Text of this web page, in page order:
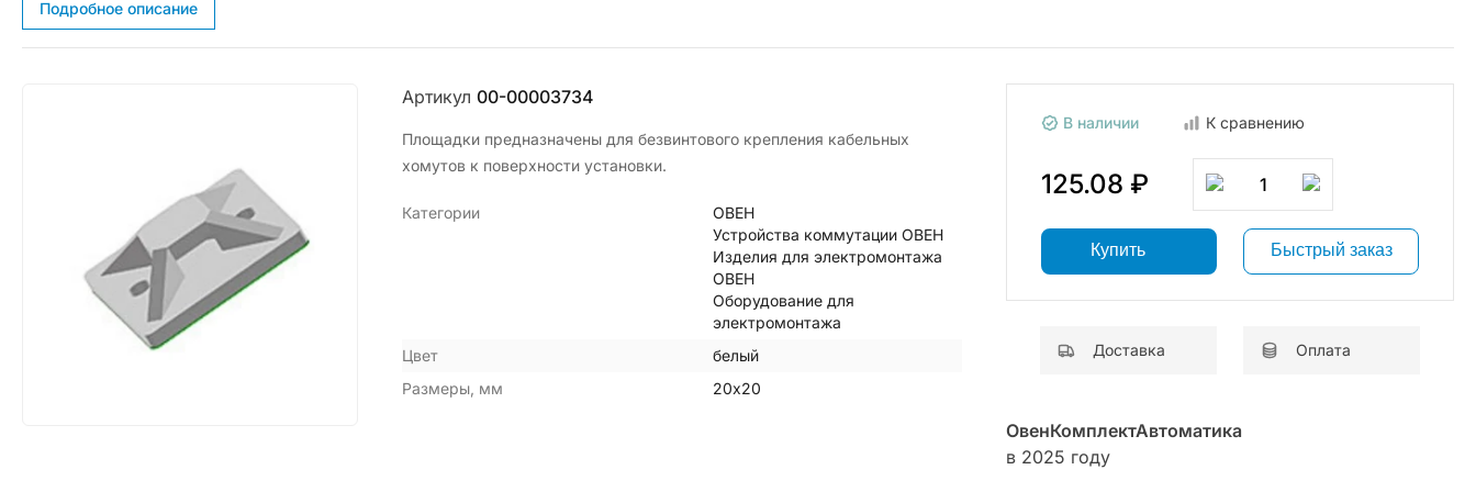
Подробное описание
Артикул 00-00003734
Площадки предназначены для безвинтового крепления кабельных
хомутов к поверхности установки.
Категории
ОВЕН
Устройства коммутации ОВЕН
Изделия для электромонтажа
ОВЕН
Оборудование для
электромонтажа
Цвет
белый
Размеры, мм
20х20
В наличии К сравнению
125.08 ₽ 1
Купить Быстрый заказ
Доставка Оплата
ОвенКомплектАвтоматика
в 2025 году